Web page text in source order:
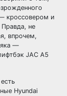
кроссовером и
не
впрочем,
—
JAC A5
Hyundai